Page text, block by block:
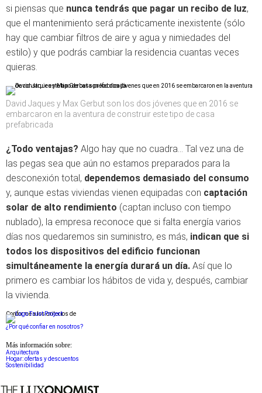
si piensas que nunca tendrás que pagar un recibo de luz,
que el mantenimiento será prácticamente inexistente (sólo
hay que cambiar filtros de aire y agua y nimiedades del
estilo) y que podrás cambiar la residencia cuantas veces
quieras.
David Jaques y Max Gerbut son los dos jóvenes que en 2016 se
embarcaron en la aventura de construir este tipo de casa
prefabricada
¿Todo ventajas? Algo hay que no cuadra… Tal vez una de
las pegas sea que aún no estamos preparados para la
desconexión total, dependemos demasiado del consumo
y, aunque estas viviendas vienen equipadas con captación
solar de alto rendimiento (captan incluso con tiempo
nublado), la empresa reconoce que si falta energía varios
días nos quedaremos sin suministro, es más, indican que si
todos los dispositivos del edificio funcionan
simultáneamente la energía durará un día. Así que lo
primero es cambiar los hábitos de vida y, después, cambiar
la vivienda.
Conforme a los criterios de
¿Por qué confiar en nosotros?
Más información sobre:
Arquitectura
Hogar: ofertas y descuentos
Sostenibilidad